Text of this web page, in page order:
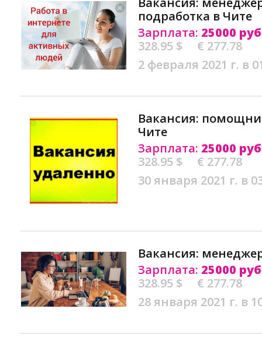
подработка в Чите
Зарплата: 25000
328.95 $
€ 277.78
2 февраля 2021 г. в
Вакансия:
Чите
Зарплата: 25000
328.95 $
€ 277.78
30 января 2021 г. в
Вакансия:
Зарплата: 25000
328.95 $
€ 277.78
28 января 2021 г. в